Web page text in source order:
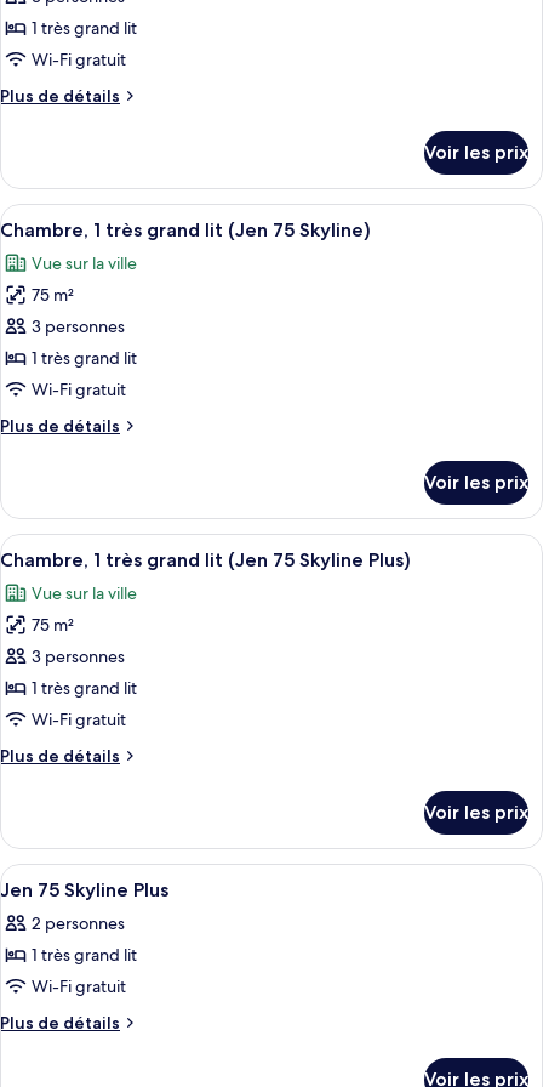
place
(Jen
40)
ce
type
chambre :
Club
2.0)
1 très grand lit
Wi-Fi gratuit
Plus de détails
Plus
le
type
de
Chambre
(Jen
2.0)
Voir les prix
Afficher
toutes
les
photos
pour
ce
type
chambre :
très
grand
lit
(Jen
75
Skyline)
Un lit bien fait, avec un oreiller sur
6
Chambre, 1 très grand lit (Jen 75 Skyline)
Vue sur la ville
75 m²
3 personnes
1 très grand lit
Wi-Fi gratuit
Plus de détails
Plus
le
type
de
Chambre,
grand
lit
(Jen
75
Skyline)
Voir les prix
Afficher
toutes
les
photos
pour
ce
type
chambre :
très
grand
lit
(Jen
75
Skyline
Plus)
Un lit bien fait, avec un oreiller sur
6
Chambre, 1 très grand lit (Jen 75 Skyline Plus)
Vue sur la ville
75 m²
3 personnes
1 très grand lit
Wi-Fi gratuit
Plus de détails
Plus
le
type
de
Chambre,
grand
lit
(Jen
Voir les prix
Afficher
toutes
les
photos
pour
ce
Couette en duvet d'oie, coffres-forts
4
Jen 75 Skyline Plus
2 personnes
1 très grand lit
Wi-Fi gratuit
Plus de détails
Plus
Voir les prix